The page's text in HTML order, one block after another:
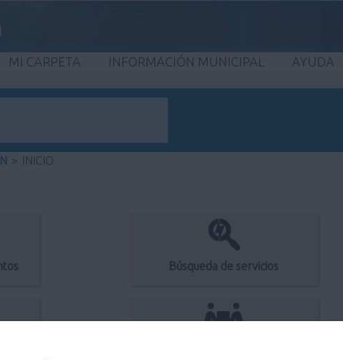
MI CARPETA INFORMACIÓN MUNICIPAL AYUDA
> INICIO
Búsqueda de servicios